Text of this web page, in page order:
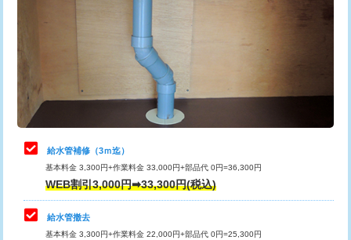
排水管工事（土の掘削・埋め戻し作
11,000円~
排水管工事（排水管工事/3ｍまで） 55,000円
排水管工事（追加 排水管工事/3ｍ超
マス交換（土の掘削・埋め戻し作業）
マス交換（深さ50㎝未満）
マス交換（深さ50㎝以上）
33,000円
8,800円
止水・漏水調査・防水処理・清掃・修
理・調整・分解・加工など（軽作業）
11,000円
止水・漏水調査・防水処理・清掃・修
理・調整・分解・加工など（中作業）
止水・漏水調査・防水処理・清掃・修
理・調整・分解・加工など（重作業）
33,000円
その他部品の脱着
給水管補修（3ｍ迄）
基本料金 3,300円+作業料金 33,000円+部品代 0円=36,300円
WEB割引3,000円➡33,300円(税込)
給水管撤去
基本料金 3,300円+作業料金 22,000円+部品代 0円=25,300円